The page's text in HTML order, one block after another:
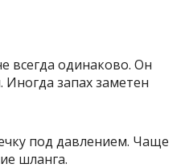
всегда одинаково. Он
Иногда запах заметен
под давлением. Чаще
шланга.